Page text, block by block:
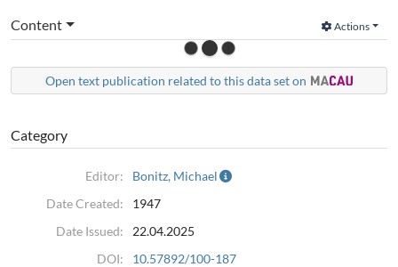
Content Actions
Open text publication related to this data set on
Category
Editor:
Bonitz, Michael
Date Created:
1947
Date Issued:
22.04.2025
DOI:
10.57892/100-187